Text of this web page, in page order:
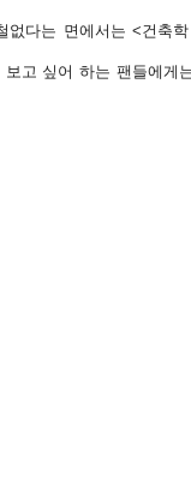
다는 면에서는 <건축학
고 싶어 하는 팬들에게